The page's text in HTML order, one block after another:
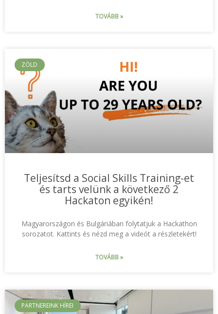
TOVÁBB »
ZÖLD
Teljesítsd a Social Skills Training-et
és tarts velünk a következő 2
Hackaton egyikén!
Magyarországon és Bulgáriában folytatjuk a Hackathon
sorozatot. Kattints és nézd meg a videót a részletekért!
TOVÁBB »
PARTNEREINK HÍREI